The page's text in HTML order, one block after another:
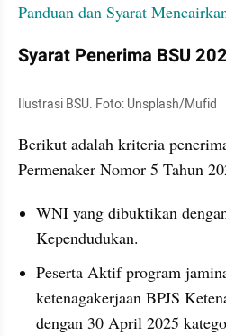
Panduan dan Syarat
Syarat Penerima BSU
Ilustrasi BSU. Foto: Unsplash/Mufid
Berikut adalah kriteria
Permenaker Nomor 5 Tahun
WNI yang dibuktikan
Kependudukan.
Peserta Aktif program
ketenagakerjaan BPJS
dengan 30 April 2025